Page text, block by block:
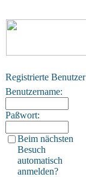
Registrierte Benutzer
Benutzername:
Paßwort:
Beim nächsten
Besuch
automatisch
anmelden?